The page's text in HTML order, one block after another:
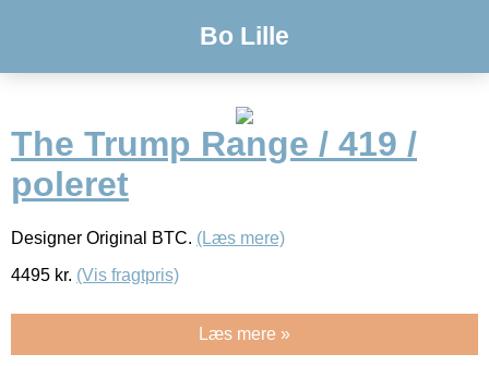
Bo Lille
The Trump Range / 419 /
poleret
Designer Original BTC. (Læs mere)
4495 kr. (Vis fragtpris)
Læs mere »